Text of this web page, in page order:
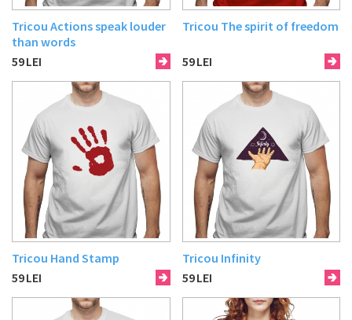
Tricou Actions speak louder
than words
59LEI
Tricou The spirit of freedom
59LEI
Tricou Hand Stamp
59LEI
Tricou Infinity
59LEI